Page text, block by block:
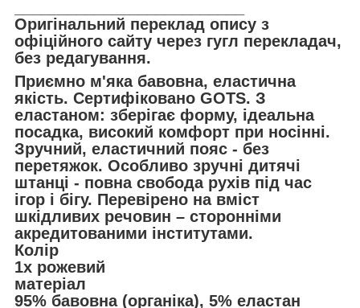
Оригінальний переклад опису з
офіційного сайту через гугл перекладач,
без редагування.
Приємно м'яка бавовна, еластична
якість. Сертифіковано GOTS. З
еластаном: зберігає форму, ідеальна
посадка, високий комфорт при носінні.
Зручний, еластичний пояс - без
перетяжок. Особливо зручні дитячі
штанці - повна свобода рухів під час
ігор і бігу. Перевірено на вміст
шкідливих речовин – сторонніми
акредитованими інститутами.
Колір
1x рожевий
матеріал
95% бавовна (органіка), 5% еластан